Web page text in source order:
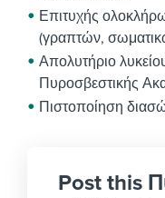
Επιτυχής
(γραπτών,
Απολυτήριο
Πυροσβεστικής
Πιστοποίηση
Post this